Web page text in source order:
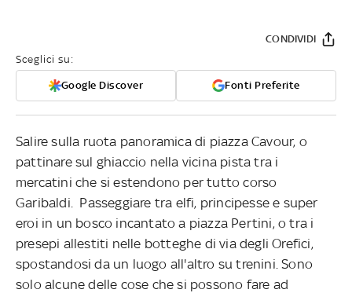
Sceglici su:
Google Discover Fonti Preferite
CONDIVIDI
Salire sulla ruota panoramica di piazza Cavour, o
pattinare sul ghiaccio nella vicina pista tra i
mercatini che si estendono per tutto corso
Garibaldi. Passeggiare tra elfi, principesse e super
eroi in un bosco incantato a piazza Pertini, o tra i
presepi allestiti nelle botteghe di via degli Orefici,
spostandosi da un luogo all'altro su trenini. Sono
solo alcune delle cose che si possono fare ad